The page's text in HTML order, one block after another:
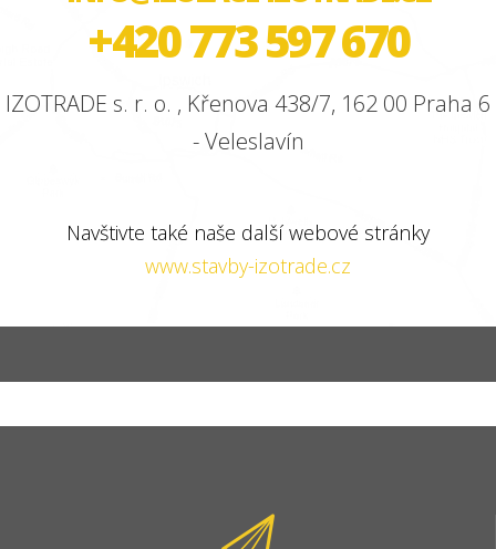
+420 773 597 670
IZOTRADE s. r. o. , Křenova 438/7, 162 00 Praha 6
- Veleslavín
Navštivte také naše další webové stránky
www.stavby-izotrade.cz